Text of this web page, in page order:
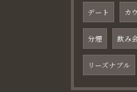
デート カ
分煙 飲み
リーズナブル